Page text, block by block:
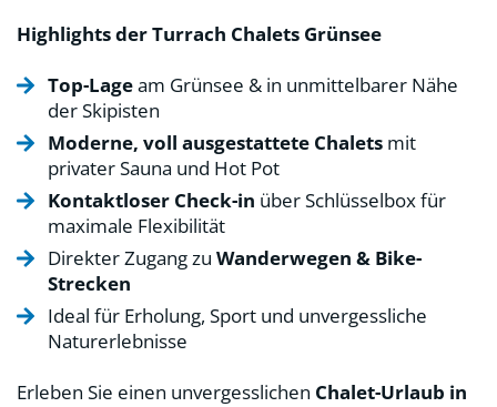
Highlights der Turrach Chalets Grünsee
Top-Lageam Grünsee & in unmittelbarer Nähe
der Skipisten
Moderne, voll ausgestattete Chalets mit
privater Sauna und Hot Pot
Kontaktloser Check-in über Schlüsselbox für
maximale Flexibilität
Direkter Zugang zu Wanderwegen & Bike-
Strecken
Ideal für Erholung, Sport und unvergessliche
Naturerlebnisse
Erleben Sie einen unvergesslichen Chalet-Urlaub in